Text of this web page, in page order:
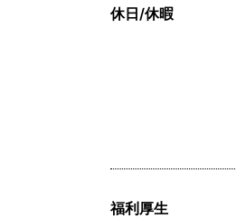
休日/休暇
福利厚生